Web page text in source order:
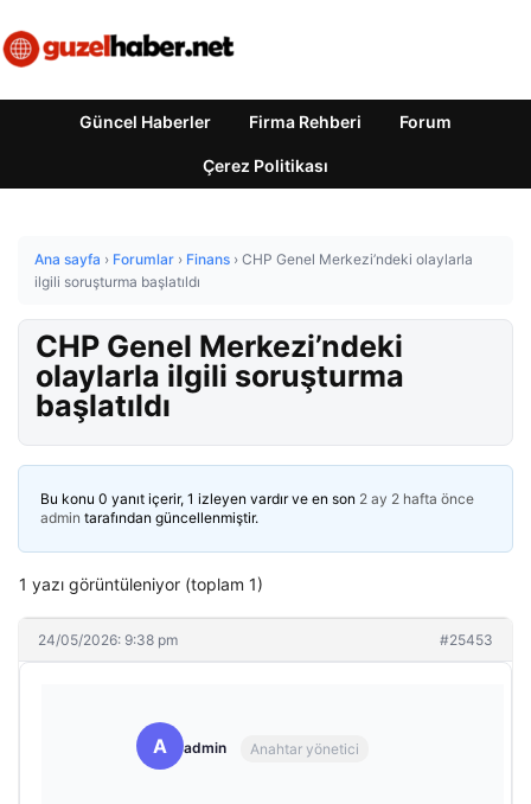
Güncel Haberler Firma Rehberi Forum
Çerez Politikası
Ana sayfa › Forumlar › Finans › CHP Genel Merkezi’ndeki olaylarla
ilgili soruşturma başlatıldı
CHP Genel Merkezi’ndeki
olaylarla ilgili soruşturma
başlatıldı
Bu konu 0 yanıt içerir, 1 izleyen vardır ve en son 2 ay 2 hafta önce
admin tarafından güncellenmiştir.
1 yazı görüntüleniyor (toplam 1)
24/05/2026: 9:38 pm #25453
A admin Anahtar yönetici